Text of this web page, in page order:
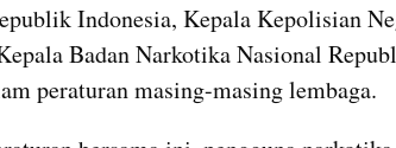
Indonesia, Kepala Kepolisian
Badan Narkotika Nasional
peraturan masing-masing lembaga.